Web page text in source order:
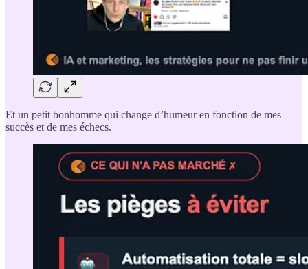
Et un petit bonhomme qui change d’humeur en fonction de mes
succès et de mes échecs.